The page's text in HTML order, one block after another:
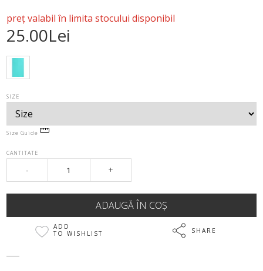
preț valabil în limita stocului disponibil
25.00Lei
SIZE
Size Guide
CANTITATE
- +
ADD
TO WISHLIST
SHARE